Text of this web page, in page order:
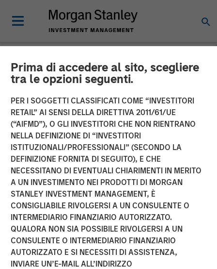
Prima di accedere al sito, scegliere
tra le opzioni seguenti.
PER I SOGGETTI CLASSIFICATI COME “INVESTITORI
RETAIL” AI SENSI DELLA DIRETTIVA 2011/61/UE
(“AIFMD”), O GLI INVESTITORI CHE NON RIENTRANO
NELLA DEFINIZIONE DI “INVESTITORI
ISTITUZIONALI/PROFESSIONALI” (SECONDO LA
DEFINIZIONE FORNITA DI SEGUITO), E CHE
NECESSITANO DI EVENTUALI CHIARIMENTI IN MERITO
A UN INVESTIMENTO NEI PRODOTTI DI MORGAN
STANLEY INVESTMENT MANAGEMENT, È
CONSIGLIABILE RIVOLGERSI A UN CONSULENTE O
INTERMEDIARIO FINANZIARIO AUTORIZZATO.
QUALORA NON SIA POSSIBILE RIVOLGERSI A UN
CONSULENTE O INTERMEDIARIO FINANZIARIO
AUTORIZZATO E SI NECESSITI DI ASSISTENZA,
INVIARE UN’E-MAIL ALL’INDIRIZZO
NEWSROOM
Cohesion Announces $15
Million Series A Financing
to Advance the Commercial
Real Estate Transformation
to Data-Driven, Smart
Buildings Amid a New Era
of Hybrid Work
17 NOVEMBRE 2021